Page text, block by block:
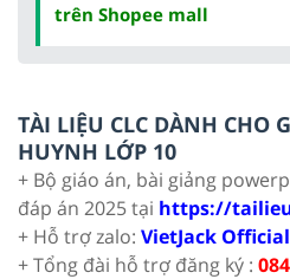
trên Shopee mall
TÀI LIỆU CLC DÀNH CHO
HUYNH LỚP 10
+ Bộ giáo án, bài giảng
đáp án 2025 tại https://
+ Hỗ trợ zalo: VietJack Official
+ Tổng đài hỗ trợ đăng ký :